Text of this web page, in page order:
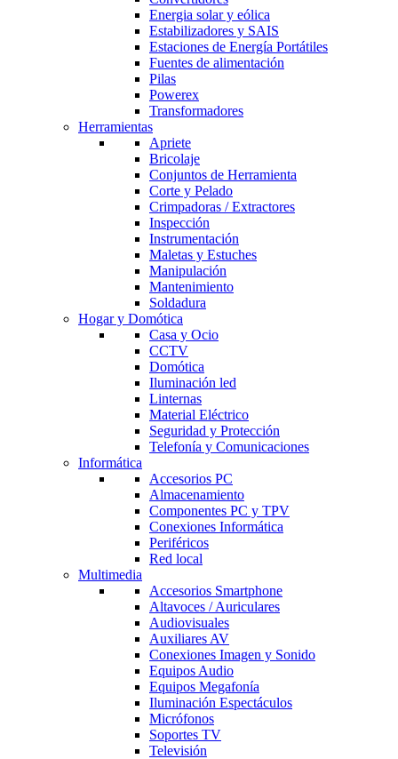
Energia solar y eólica
Estabilizadores y SAIS
Estaciones de Energía Portátiles
Fuentes de alimentación
Pilas
Powerex
Transformadores
Herramientas
Apriete
Bricolaje
Conjuntos de Herramienta
Corte y Pelado
Crimpadoras / Extractores
Inspección
Instrumentación
Maletas y Estuches
Manipulación
Mantenimiento
Soldadura
Hogar y Domótica
Casa y Ocio
CCTV
Domótica
Iluminación led
Linternas
Material Eléctrico
Seguridad y Protección
Telefonía y Comunicaciones
Informática
Accesorios PC
Almacenamiento
Componentes PC y TPV
Conexiones Informática
Periféricos
Red local
Multimedia
Accesorios Smartphone
Altavoces / Auriculares
Audiovisuales
Auxiliares AV
Conexiones Imagen y Sonido
Equipos Audio
Equipos Megafonía
Iluminación Espectáculos
Micrófonos
Soportes TV
Televisión